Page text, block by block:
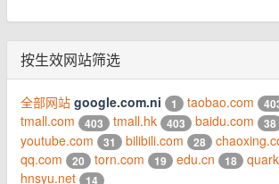
按生效网站筛选
全部网站 google.com.ni 1 taobao.com
tmall.com 403 tmall.hk 403 baidu.com 38
youtube.com 31 bilibili.com 28
qq.com 20 torn.com 19 edu.cn 18
hnsyu.net 14